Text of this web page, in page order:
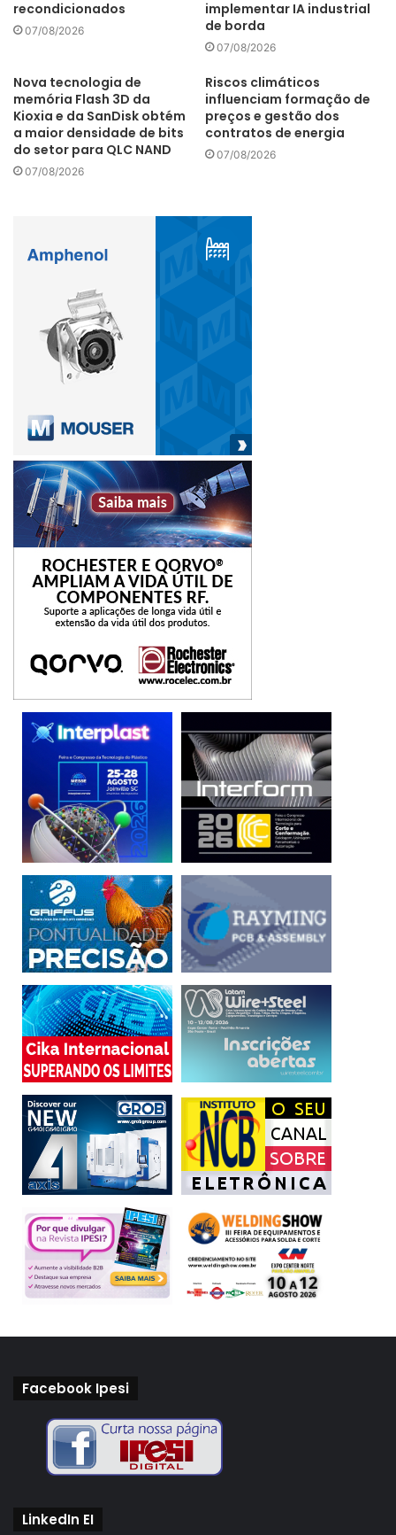
recondicionados
07/08/2026
implementar IA industrial
de borda
07/08/2026
Nova tecnologia de
memória Flash 3D da
Kioxia e da SanDisk obtém
a maior densidade de bits
do setor para QLC NAND
07/08/2026
Riscos climáticos
influenciam formação de
preços e gestão dos
contratos de energia
07/08/2026
Facebook Ipesi
LinkedIn EI